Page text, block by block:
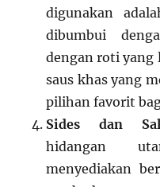
digunakan
dibumbui
dengan roti yang
saus khas yang
pilihan favorit
Sides dan
hidangan
menyediakan